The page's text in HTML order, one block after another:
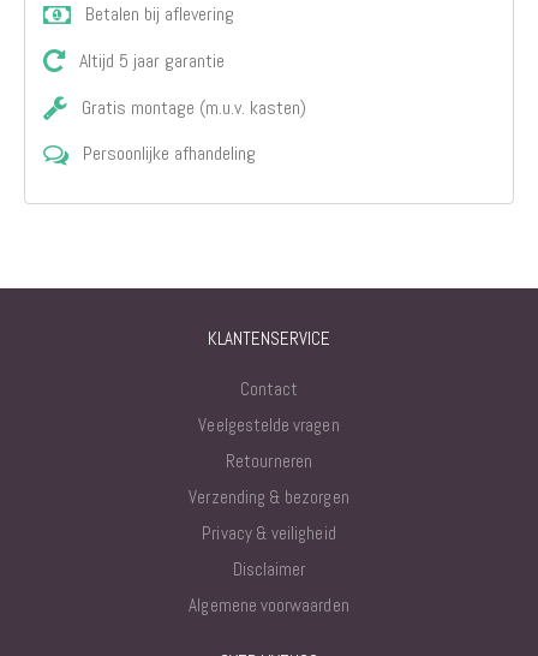
Betalen bij aflevering
Altijd 5 jaar garantie
Gratis montage (m.u.v. kasten)
Persoonlijke afhandeling
KLANTENSERVICE
Contact
Veelgestelde vragen
Retourneren
Verzending & bezorgen
Privacy & veiligheid
Disclaimer
Algemene voorwaarden